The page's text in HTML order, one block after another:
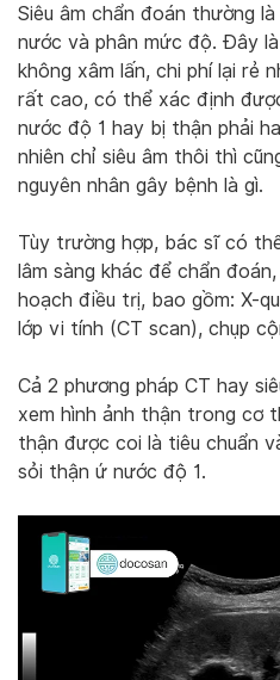
Siêu âm chẩn đoán thường
nước và phân mức độ. Đây
không xâm lấn, chi phí lại rẻ
rất cao, có thể xác định
nước độ 1 hay bị thận phải
nhiên chỉ siêu âm thôi thì
nguyên nhân gây bệnh là gì.
Tùy trường hợp, bác sĩ có
lâm sàng khác để chẩn
hoạch điều trị, bao gồm: X-
lớp vi tính (CT scan), chụp
Cả 2 phương pháp CT hay
xem hình ảnh thận trong cơ
thận được coi là tiêu chuẩn
sỏi thận ứ nước độ 1.